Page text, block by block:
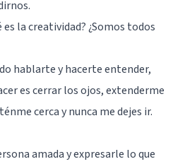
es la creatividad? ¿Somos todos
hablarte y hacerte entender,
es cerrar los ojos, extenderme
cerca y nunca me dejes ir.
amada y expresarle lo que